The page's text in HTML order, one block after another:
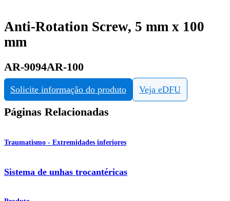
Anti-Rotation Screw, 5 mm x 100
mm
AR-9094AR-100
Solicite informação do produto Veja eDFU
Páginas Relacionadas
Traumatismo - Extremidades inferiores
Sistema de unhas trocantéricas